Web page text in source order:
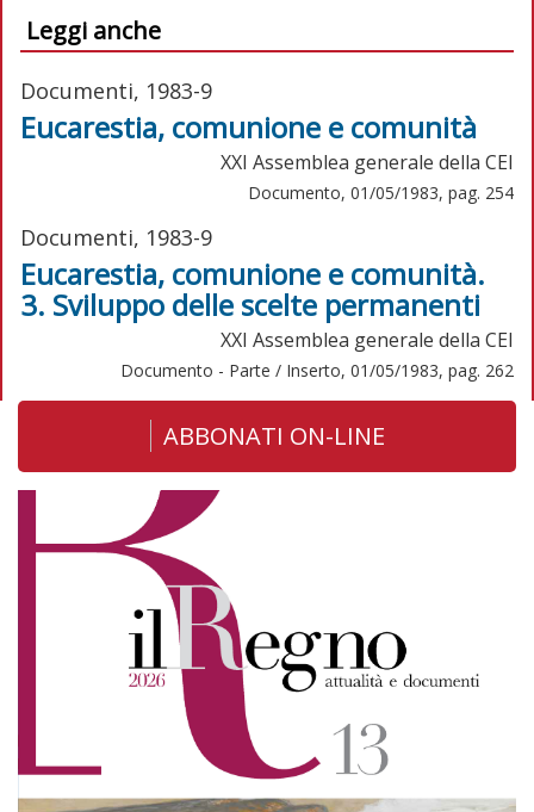
Leggi anche
Documenti, 1983-9
Eucarestia, comunione e comunità
XXI Assemblea generale della CEI
Documento, 01/05/1983, pag. 254
Documenti, 1983-9
Eucarestia, comunione e comunità.
3. Sviluppo delle scelte permanenti
XXI Assemblea generale della CEI
Documento - Parte / Inserto, 01/05/1983, pag. 262
ABBONATI ON-LINE